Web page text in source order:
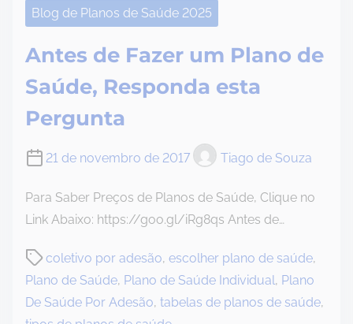
Blog de Planos de Saúde 2025
Antes de Fazer um Plano de
Saúde, Responda esta
Pergunta
21 de novembro de 2017 Tiago de Souza
Para Saber Preços de Planos de Saúde, Clique no
Link Abaixo: https://goo.gl/iRg8qs Antes de…
coletivo por adesão, escolher plano de saúde,
Plano de Saúde, Plano de Saúde Individual, Plano
De Saúde Por Adesão, tabelas de planos de saúde,
P
o
s
t